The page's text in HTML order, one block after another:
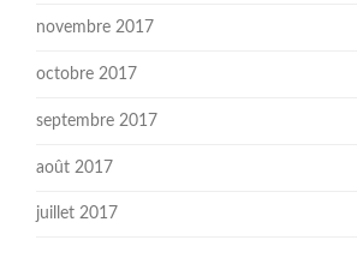
novembre 2017
octobre 2017
septembre 2017
août 2017
juillet 2017